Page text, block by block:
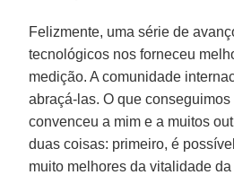
Felizmente, uma série de
tecnológicos nos forneceu
medição. A comunidade
abraçá-las. O que
convenceu a mim e a muitos
duas coisas: primeiro, é
muito melhores da vitalidade